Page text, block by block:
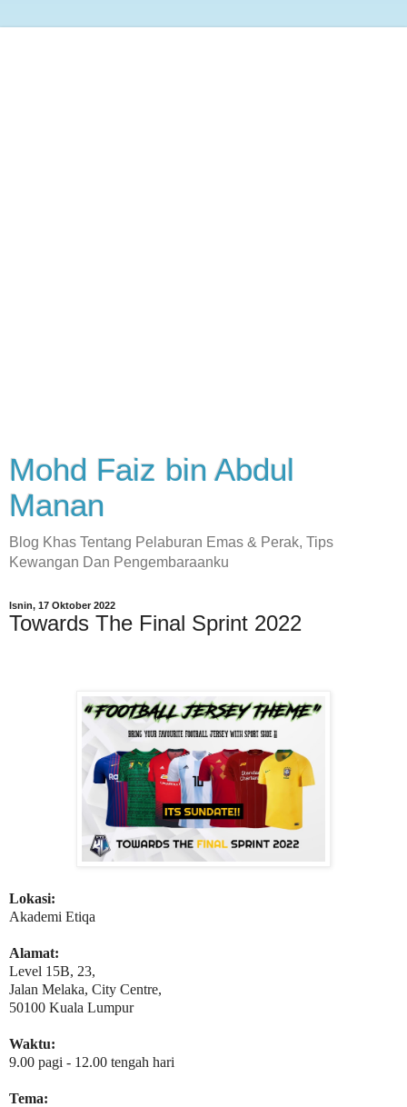
Mohd Faiz bin Abdul
Manan
Blog Khas Tentang Pelaburan Emas & Perak, Tips
Kewangan Dan Pengembaraanku
Isnin, 17 Oktober 2022
Towards The Final Sprint 2022
Lokasi:
Akademi Etiqa
Alamat:
Level 15B, 23,
Jalan Melaka, City Centre,
50100 Kuala Lumpur
Waktu:
9.00 pagi - 12.00 tengah hari
Tema: